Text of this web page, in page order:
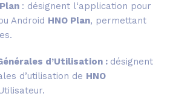
: désignent l‘application pour
Android HNO Plan, permettant
d’Utilisation : désignent
d’utilisation de HNO